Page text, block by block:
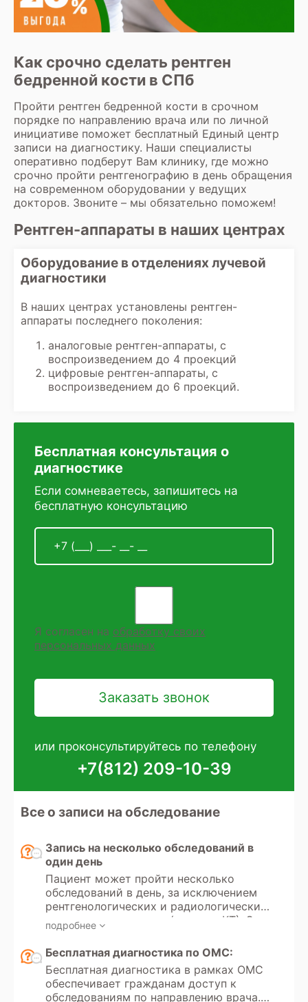
Как срочно сделать рентген
бедренной кости в СПб
Пройти рентген бедренной кости в срочном
порядке по направлению врача или по личной
инициативе поможет бесплатный Единый центр
записи на диагностику. Наши специалисты
оперативно подберут Вам клинику, где можно
срочно пройти рентгенографию в день обращения
на современном оборудовании у ведущих
докторов. Звоните – мы обязательно поможем!
Рентген-аппараты в наших центрах
Оборудование в отделениях лучевой
диагностики
В наших центрах установлены рентген-
аппараты последнего поколения:
аналоговые рентген-аппараты, с
воспроизведением до 4 проекций
цифровые рентген-аппараты, с
воспроизведением до 6 проекций.
Бесплатная консультация о
диагностике
Если сомневаетесь, запишитесь на
бесплатную консультацию
Я согласен на обработку своих
персональных данных
или проконсультируйтесь по телефону
+7(812) 209-10-39
Все о записи на обследование
Запись на несколько обследований в
один день
Пациент может пройти несколько
обследований в день, за исключением
рентгенологических и радиологических
методов диагностики (рентген, КТ). Эти
исследования используют
ионизирующее излучение, и существует
ограничение по дозе разрешенного
облучения в диагностических целях.
Максимальная разрешенная доза
подробнее
Бесплатная диагностика по ОМС:
Бесплатная диагностика в рамках ОМС
обеспечивает гражданам доступ к
обследованиям по направлению врача.